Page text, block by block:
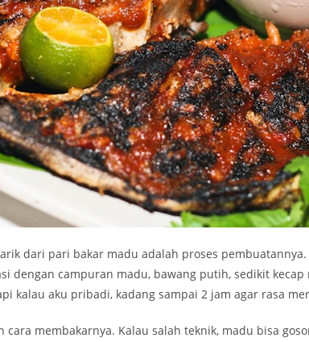
dari pari bakar madu adalah proses
dengan campuran madu, bawang putih, sedikit
kalau aku pribadi, kadang sampai 2 jam agar rasa
cara membakarnya. Kalau salah teknik, madu bisa